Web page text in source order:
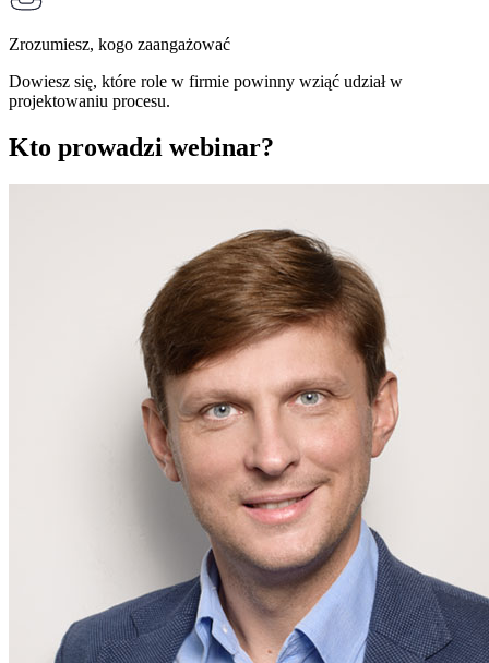
Zrozumiesz, kogo zaangażować
Dowiesz się, które role w firmie powinny wziąć udział w
projektowaniu procesu.
Kto prowadzi webinar?